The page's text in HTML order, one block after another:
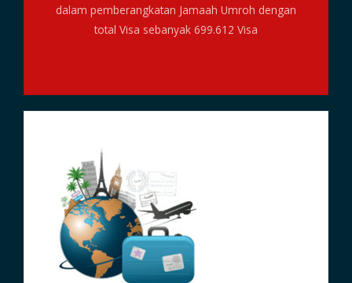
dalam pemberangkatan Jamaah Umroh dengan
total Visa sebanyak 699.612 Visa